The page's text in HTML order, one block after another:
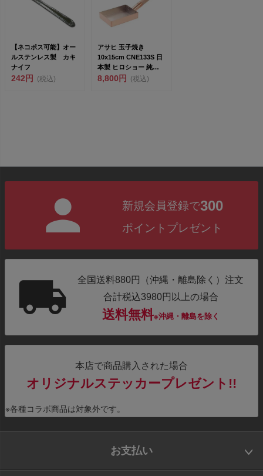
【ネコポス可能】オー
ルステンレス製 カキ
ナイフ
242円 (税込)
アサヒ 玉子焼き
10x15cm CNE133S 日
本製 ヒロショー 純銅
銅は熱伝...
8,800円 (税込)
新規会員登録で300
ポイントプレゼント
全国送料880円（沖縄・離島除く）注文
合計税込3980円以上の場合
送料無料※沖縄・離島を除く
本店で商品購入された場合
オリジナルステッカープレゼント!!
※各種コラボ商品は対象外です。
お支払い